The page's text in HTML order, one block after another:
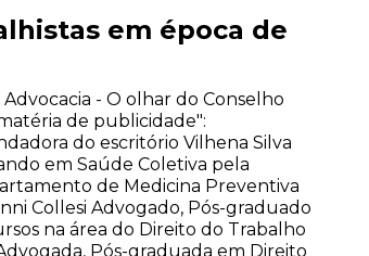
em época de
- O olhar do Conselho
de publicidade":
do escritório Vilhena Silva
em Saúde Coletiva pela
de Medicina Preventiva
Collesi Advogado, Pós-graduado
na área do Direito do Trabalho
Pós-graduada em Direito